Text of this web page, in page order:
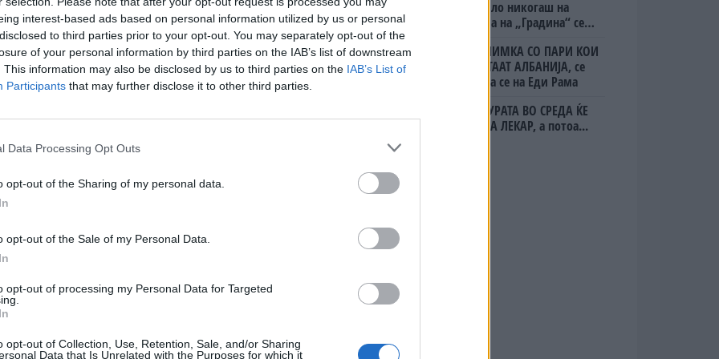
interest-based ads based on personal information utilized by us or personal
to third parties prior to your opt-out. You may separately opt-out of the
of your personal information by third parties on the IAB’s list of downstream
This information may also be disclosed by us to third parties on the IAB’s List of
Participants that may further disclose it to other third parties.
Data Processing Opt Outs
opt-out of the Sharing of my personal data.
opt-out of the Sale of my Personal Data.
opt-out of processing my Personal Data for Targeted
opt-out of Collection, Use, Retention, Sale, and/or Sharing
Data that Is Unrelated with the Purposes for which it
на БиХ во пресрет на дуелот со
се види како тие се спремаат за првиот меч на
Се проценува дека ги има околу 30.000 фанови
ги поддржаа луѓето од Палестина на улиците на
првенство со овој натпревар, а фановите
Вака не било никогаш на
„Евзони“, а на „Градина“ се
(Видео) СНИМКА СО ПАРИ КОИ
ЈА НАПУШТААТ АЛБАНИЈА, се
тврди дека се на Еди Рама
ТЕМПЕРАТУРАТА ВО СРЕДА ЌЕ
БИДЕ ЗА НА ЛЕКАР, а потоа...